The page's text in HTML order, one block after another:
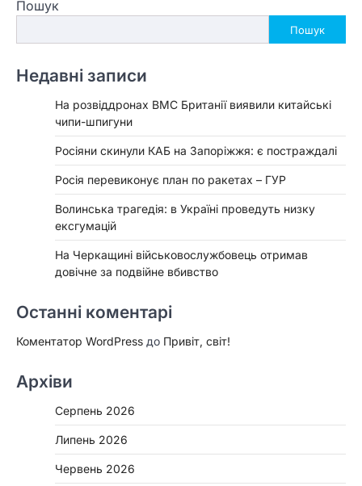
Пошук
Пошук
Недавні записи
На розвіддронах ВМС Британії виявили китайські
чипи-шпигуни
Росіяни скинули КАБ на Запоріжжя: є постраждалі
Росія перевиконує план по ракетах – ГУР
Волинська трагедія: в Україні проведуть низку
ексгумацій
На Черкащині військовослужбовець отримав
довічне за подвійне вбивство
Останні коментарі
Коментатор WordPress до Привіт, світ!
Архіви
Серпень 2026
Липень 2026
Червень 2026